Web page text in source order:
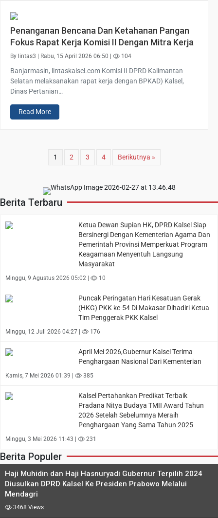
Penanganan Bencana Dan Ketahanan Pangan
Fokus Rapat Kerja Komisi II Dengan Mitra Kerja
By lintas3 | Rabu, 15 April 2026 06:50 | 104
Banjarmasin, lintaskalsel.com Komisi II DPRD Kalimantan
Selatan melaksanakan rapat kerja dengan BPKAD) Kalsel,
Dinas Pertanian…
Read More
1 2 3 4 Berikutnya »
Berita Terbaru
Ketua Dewan Supian HK, DPRD Kalsel Siap
Bersinergi Dengan Kementerian Agama Dan
Pemerintah Provinsi Memperkuat Program
Keagamaan Menyentuh Langsung
Masyarakat
Minggu, 9 Agustus 2026 05:02 | 10
Puncak Peringatan Hari Kesatuan Gerak
(HKG) PKK ke-54 Di Makasar Dihadiri Ketua
Tim Penggerak PKK Kalsel
Minggu, 12 Juli 2026 04:27 | 176
April Mei 2026,Gubernur Kalsel Terima
Penghargaan Nasional Dari Kementerian
Kamis, 7 Mei 2026 01:39 | 385
Kalsel Pertahankan Predikat Terbaik
Pradana Nitya Budaya TMII Award Tahun
2026 Setelah Sebelumnya Meraih
Penghargaan Yang Sama Tahun 2025
Minggu, 3 Mei 2026 11:43 | 231
Berita Populer
Haji Muhidin dan Haji Hasnuryadi Gubernur Terpilih 2024
Diusulkan DPRD Kalsel Ke Presiden Prabowo Melalui
Mendagri
3468 Views